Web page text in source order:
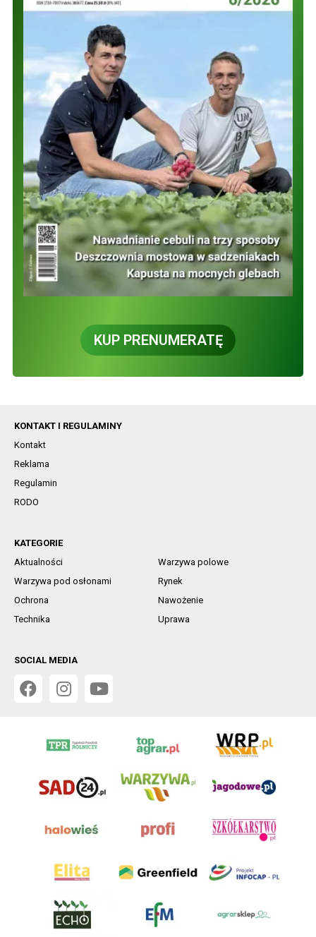
KUP PRENUMERATĘ
KONTAKT I REGULAMINY
Kontakt
Reklama
Regulamin
RODO
KATEGORIE
Aktualności
Warzywa polowe
Warzywa pod osłonami
Rynek
Ochrona
Nawożenie
Technika
Uprawa
SOCIAL MEDIA